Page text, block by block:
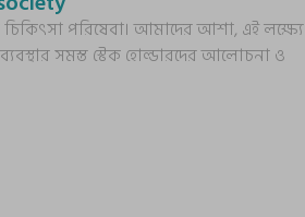
পরিষেবা। আমাদের আশা, এই লক্ষ্যে
ব্যবস্থার সমস্ত স্টেক হোল্ডারদের আলোচনা ও